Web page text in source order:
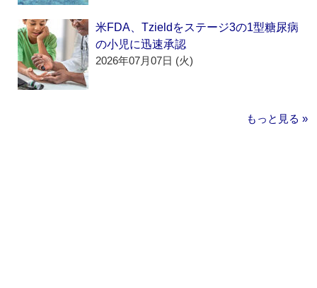
米FDA、Tzieldをステージ3の1型糖尿病
の小児に迅速承認
2026年07月07日 (火)
もっと見る »